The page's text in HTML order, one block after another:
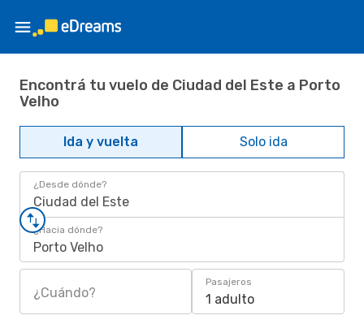
Encontrá tu vuelo de Ciudad del Este a Porto
Velho
Ida y vuelta Solo ida
¿Desde dónde?
Ciudad del Este
¿Hacia dónde?
Porto Velho
¿Cuándo?
Pasajeros
1 adulto